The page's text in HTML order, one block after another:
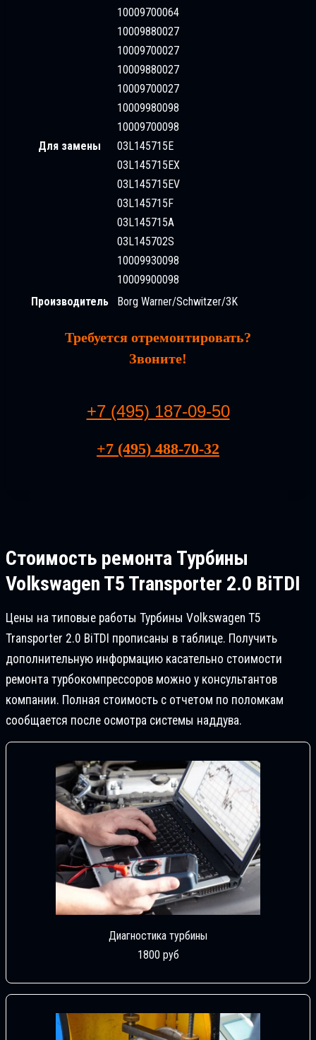
Для замены
10009700064
10009880027
10009700027
10009880027
10009700027
10009980098
10009700098
03L145715E
03L145715EX
03L145715EV
03L145715F
03L145715A
03L145702S
10009930098
10009900098
Производитель
Borg Warner/Schwitzer/3K
Требуется отремонтировать?
Звоните!
+7 (495) 187-09-50
+7 (495) 488-70-32
Стоимость ремонта Турбины
Volkswagen T5 Transporter 2.0 BiTDI
Цены на типовые работы Турбины Volkswagen T5
Transporter 2.0 BiTDI прописаны в таблице. Получить
дополнительную информацию касательно стоимости
ремонта турбокомпрессоров можно у консультантов
компании. Полная стоимость с отчетом по поломкам
сообщается после осмотра системы наддува.
Диагностика турбины
1800 руб